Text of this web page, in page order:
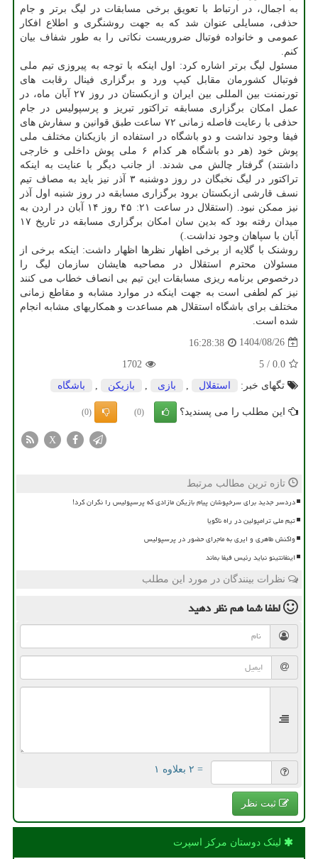
به اجمال، در ارتباط با تعویق برخی مسابقات در لیگ برتر و جام
حذفی، مسایلی عنوان شد که به جهت روشنگری و اطلاع افکار
عمومی و خانواده فوتبال ضروریست نکاتی را به طور شفاف بیان
کنم.
مسئول لیگ برتر اشاره کرد: اول اینکه با توجه به پیروزی تیم ملی
فوتبال کشورمان مقابل کیپ ورد و برگزاری فینال رقابت های
تورنمنت بین المللی بین ایران و ازبکستان در روز ۲۷ آبان ماه، در
عمل امکان برگزاری مسابقه تراکتور تبریز و پرسپولیس در جام
حذفی با رعایت فاصله زمانی ۷۲ ساعت طبق قوانین و سفارش های
فیفا وجود نداشت و دو باشگاه در استفاده از بازیکنان مختلف ملی
پوش خود (هر دو باشگاه هر کدام ۶ ملی پوش داخلی و خارجی
داشتند) گرفتار چالش می شدند. از جانب دیگر با عنایت به اینکه
تراکتور در لیگ نخبگان در روز دوشنبه ۳ آذر نیز باید به مصاف تیم
نسف قارشی ازبکستان برود برگزاری مسابقه در روز شنبه اول آذر
نیز ممکن نبود. (استقلال در ساعت ۲۱: ۴۵ روز ۱۴ آبان در اردن به
میدان رفته بود که بدین سان امکان برگزاری مسابقه در تاریخ ۱۷
آبان با سپاهان وجود نداشت.)
روشنک با گلایه از برخی اظهار نظرها اظهار داشت: اینکه برخی از
مسئولان محترم استقلال در مصاحبه هایشان سازمان لیگ را
درخصوص برنامه ریزی مسابقات این تیم بی انصاف خطاب می کنند
نیز کم لطفی است به جهت اینکه در موارد مشابه و مقاطع زمانی
مختلف برای باشگاه استقلال هم مساعدت و همکاریهای مشابه انجام
شده است.
1404/08/26
16:28:38
0.0
/
5
1702
تگهای خبر:
استقلال بازی بازیكن باشگاه
این مطلب را می پسندید؟ (0)
(0)
X
تازه ترین مطالب مرتبط
دردسر جدید برای سرخپوشان پیام بازیکن مازادی که پرسپولیس را نگران کرد!
تیم ملی ترامپولین در راه ناگویا
واکنش طاهری و ایری به ماجرای حضور در پرسپولیس
اینفانتینو نباید رئیس فیفا بماند
نظرات بینندگان در مورد این مطلب
لطفا شما همنظر دهید
= ۲ بعلاوه ۱
ثبت نظر
لینک دوستان مركز اسپرت